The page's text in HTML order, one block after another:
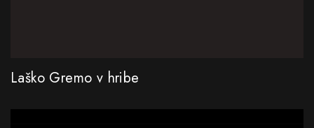
Laško Gremo v hribe